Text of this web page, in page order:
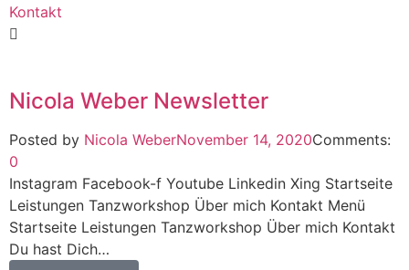
Kontakt
Nicola Weber Newsletter
Posted by Nicola WeberNovember 14, 2020Comments:
0
Instagram Facebook-f Youtube Linkedin Xing Startseite
Leistungen Tanzworkshop Über mich Kontakt Menü
Startseite Leistungen Tanzworkshop Über mich Kontakt
Du hast Dich…